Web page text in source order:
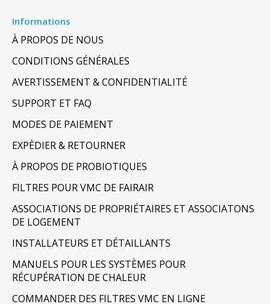
Informations
À PROPOS DE NOUS
CONDITIONS GÉNÉRALES
AVERTISSEMENT & CONFIDENTIALITÉ
SUPPORT ET FAQ
MODES DE PAIEMENT
EXPÈDIER & RETOURNER
À PROPOS DE PROBIOTIQUES
FILTRES POUR VMC DE FAIRAIR
ASSOCIATIONS DE PROPRIÉTAIRES ET ASSOCIATONS
DE LOGEMENT
INSTALLATEURS ET DÉTAILLANTS
MANUELS POUR LES SYSTÈMES POUR
RÉCUPÉRATION DE CHALEUR
COMMANDER DES FILTRES VMC EN LIGNE